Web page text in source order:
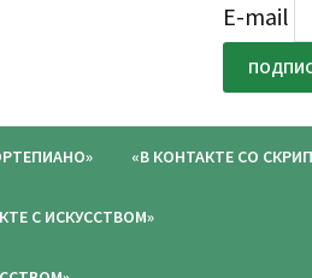
E-mail
«В КОНТАКТЕ СО
С ИСКУССТВОМ»